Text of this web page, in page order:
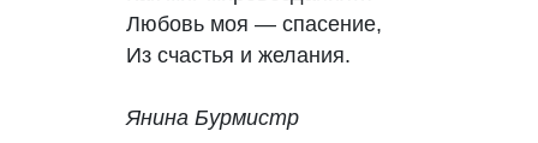
Любовь моя — спасение,
Из счастья и желания.
Янина Бурмистр